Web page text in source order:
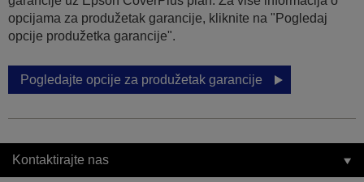
opcijama za produžetak garancije, kliknite na "Pogledaj
opcije produžetka garancije".
Pogledajte opcije za produžetak garancije
Kontaktirajte nas